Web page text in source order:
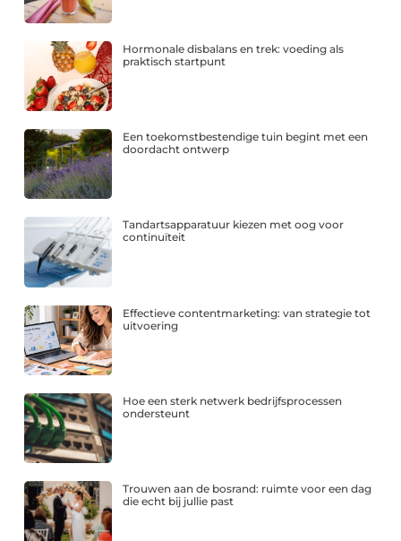
Hormonale disbalans en trek: voeding als
praktisch startpunt
Een toekomstbestendige tuin begint met een
doordacht ontwerp
Tandartsapparatuur kiezen met oog voor
continuïteit
Effectieve contentmarketing: van strategie tot
uitvoering
Hoe een sterk netwerk bedrijfsprocessen
ondersteunt
Trouwen aan de bosrand: ruimte voor een dag
die echt bij jullie past